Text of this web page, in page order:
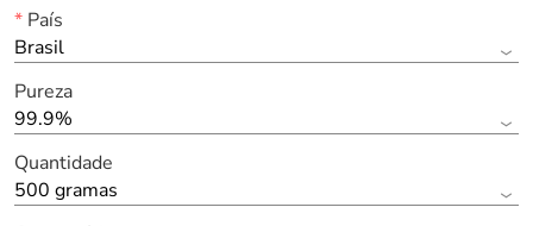
*País
Brasil
Pureza
99.9%
Quantidade
500 gramas